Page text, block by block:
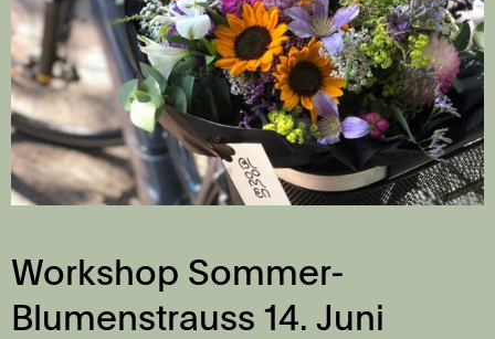
Workshop Sommer-
Blumenstrauss 14. Juni